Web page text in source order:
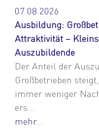
07.08.2026
Ausbildung:
Attraktivität –
Auszubildende
Der Anteil der
Großbetrieben
immer weniger
ers...
mehr...